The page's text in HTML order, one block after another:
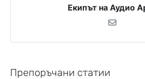
Екипът на Аудио
Препоръчани статии